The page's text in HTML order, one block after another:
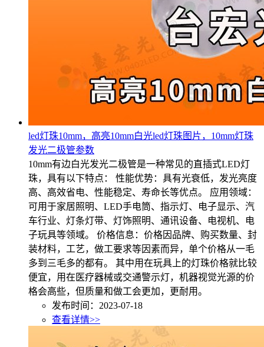
led灯珠10mm，高亮10mm白光led灯珠图片，10mm灯珠
发光二极管参数
10mm有边白光发光二极管是一种常见的直插式LED灯
珠，具有以下特点： 性能优势：具有光衰低，发光亮度
高、高效省电、性能稳定、寿命长等优点。 应用领域：
可用于家居照明、LED手电筒、指示灯、电子显示、汽
车行业、灯条灯带、灯饰照明、通讯设备、电视机、电
子玩具等领域。 价格信息：价格因品牌、购买数量、封
装材料，工艺，做工要求等因素而异，单个价格从一毛
多到三毛多的都有。 其中用在玩具上的灯珠价格就比较
便宜，用在医疗器械或交通警示灯，机器视觉光源的价
格会高些，但质量和做工会更加，更耐用。
发布时间：2023-07-18
查看详情>>